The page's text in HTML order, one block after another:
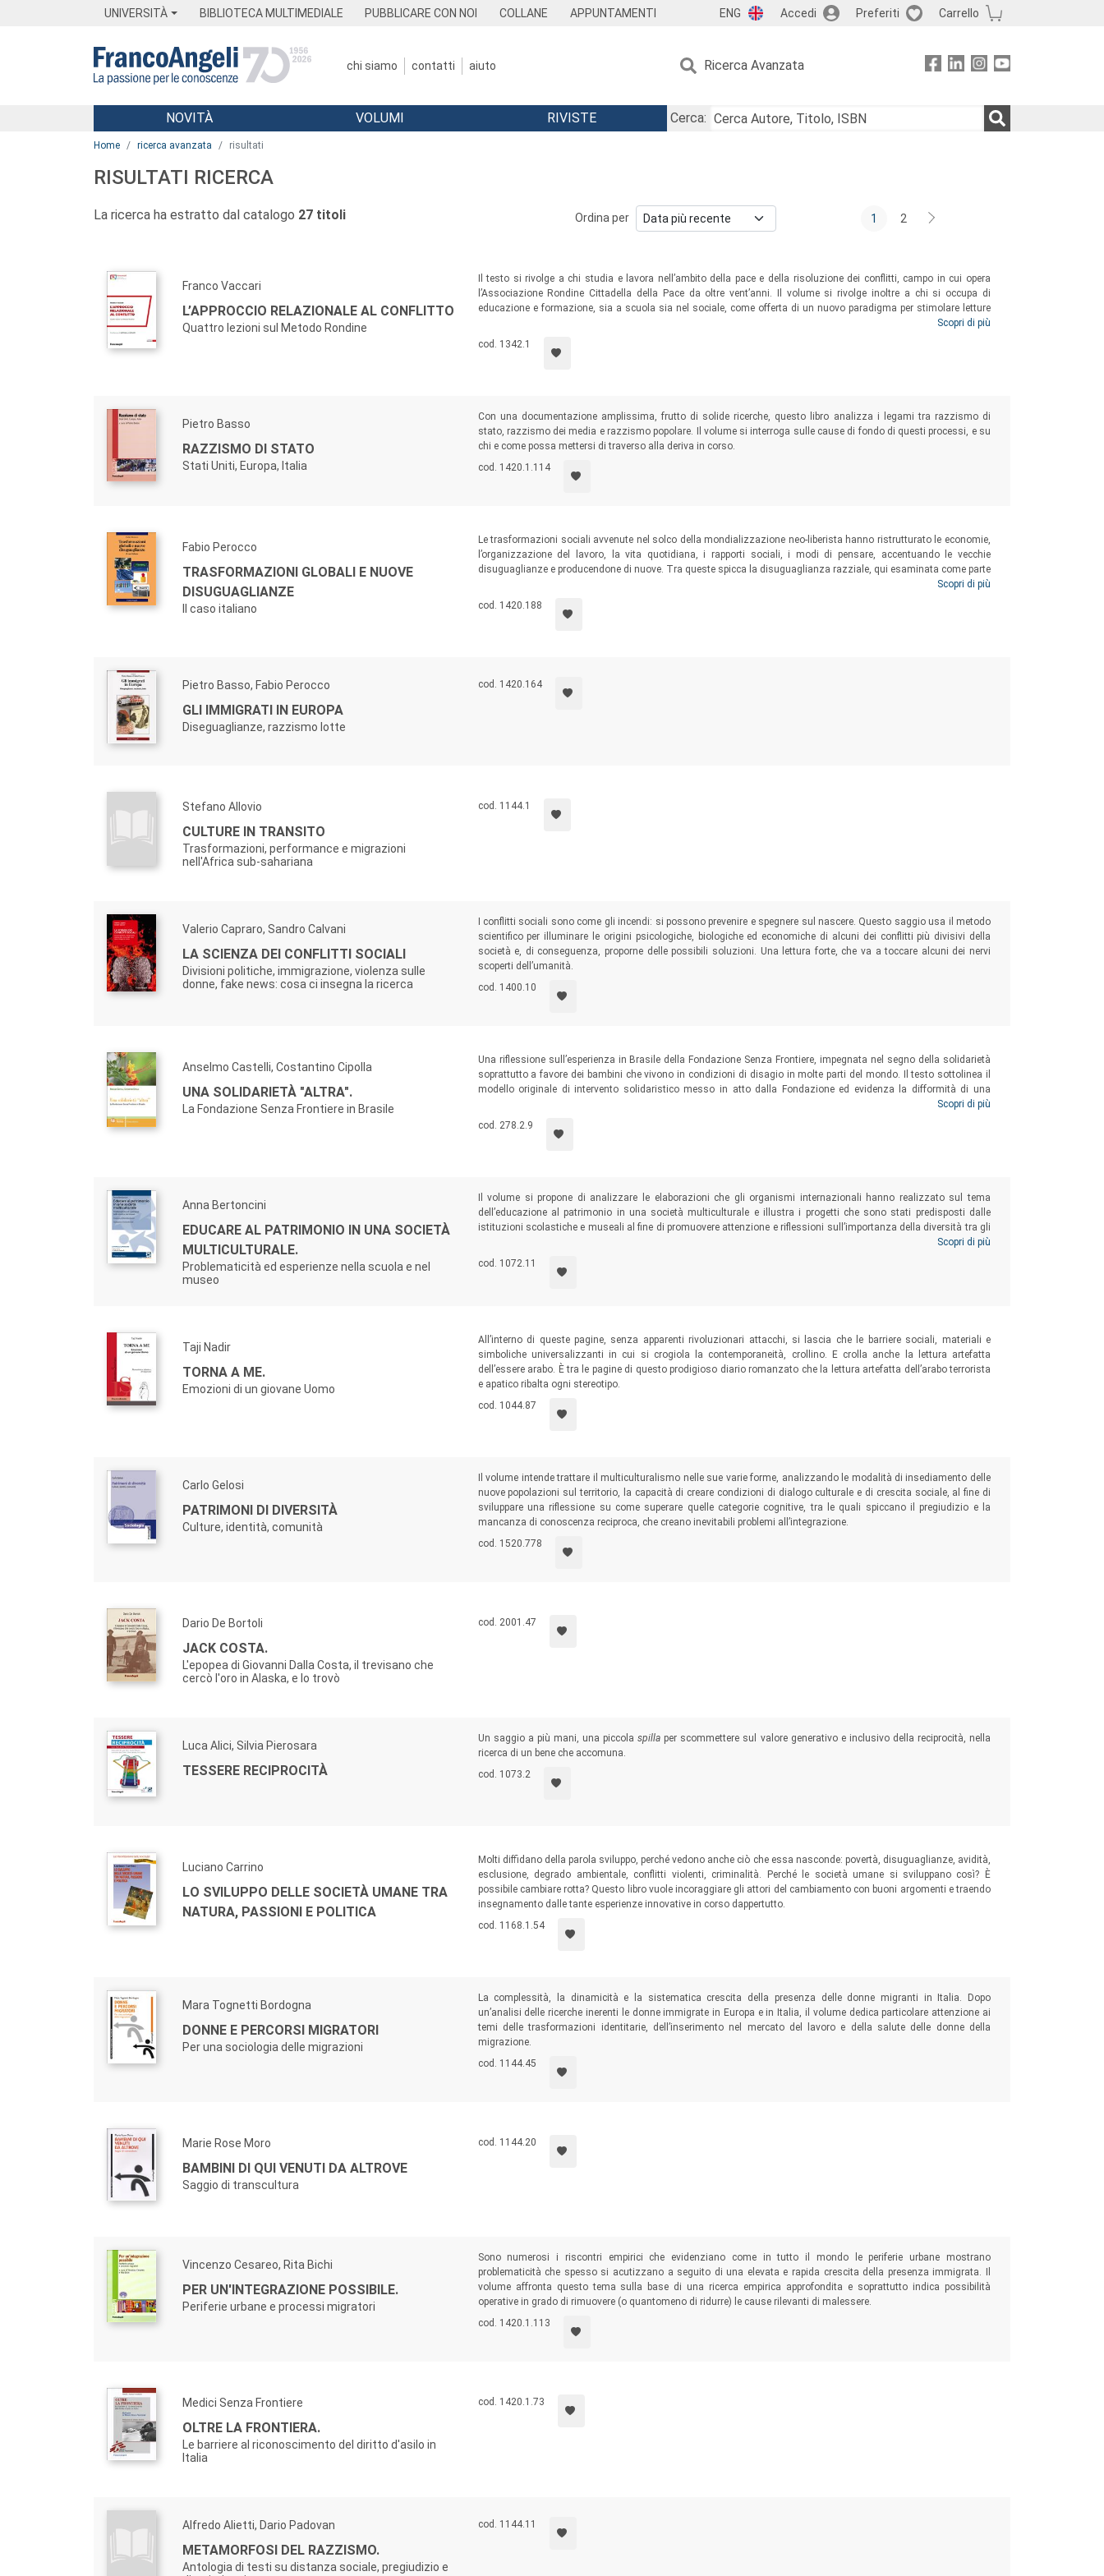
UNIVERSITÀ BIBLIOTECA MULTIMEDIALE PUBBLICARE CON NOI COLLANE APPUNTAMENTI ENG Accedi Preferiti Carrello
chi siamo contatti aiuto Ricerca Avanzata
Menu
NOVITÀ VOLUMI RIVISTE
Cerca:
Home ricerca avanzata risultati
RISULTATI RICERCA
La ricerca ha estratto dal catalogo 27 titoli Ordina per 1 2
Franco Vaccari
L’APPROCCIO RELAZIONALE AL CONFLITTO
Quattro lezioni sul Metodo Rondine
Il testo si rivolge a chi studia e lavora nell’ambito della pace e della risoluzione dei conflitti, campo in cui opera
l’Associazione Rondine Cittadella della Pace da oltre vent’anni. Il volume si rivolge inoltre a chi si occupa di
educazione e formazione, sia a scuola sia nel sociale, come offerta di un nuovo paradigma per stimolare letture
originali delle proprie esperienze professionali e come supporto scientifico ai percorsi formativi di Rondine
Academy, l’accademia dell’Associazione nata con l’obiettivo di far fiorire talenti e relazioni generative.
Scopri di più
cod. 1342.1
Pietro Basso
RAZZISMO DI STATO
Stati Uniti, Europa, Italia
Con una documentazione amplissima, frutto di solide ricerche, questo libro analizza i legami tra razzismo di
stato, razzismo dei media e razzismo popolare. Il volume si interroga sulle cause di fondo di questi processi, e su
chi e come possa mettersi di traverso alla deriva in corso.
cod. 1420.1.114
Fabio Perocco
TRASFORMAZIONI GLOBALI E NUOVE
DISUGUAGLIANZE
Il caso italiano
Le trasformazioni sociali avvenute nel solco della mondializzazione neo-liberista hanno ristrutturato le economie,
l’organizzazione del lavoro, la vita quotidiana, i rapporti sociali, i modi di pensare, accentuando le vecchie
disuguaglianze e producendone di nuove. Tra queste spicca la disuguaglianza razziale, qui esaminata come parte
di un sistema globale delle disuguaglianze sociali preesistente alle idee e alle politiche neo-liberiste.
Scopri di più
cod. 1420.188
Pietro Basso, Fabio Perocco
GLI IMMIGRATI IN EUROPA
Diseguaglianze, razzismo lotte
cod. 1420.164
Stefano Allovio
CULTURE IN TRANSITO
Trasformazioni, performance e migrazioni
nell'Africa sub-sahariana
cod. 1144.1
Valerio Capraro, Sandro Calvani
LA SCIENZA DEI CONFLITTI SOCIALI
Divisioni politiche, immigrazione, violenza sulle
donne, fake news: cosa ci insegna la ricerca
I conflitti sociali sono come gli incendi: si possono prevenire e spegnere sul nascere. Questo saggio usa il metodo
scientifico per illuminare le origini psicologiche, biologiche ed economiche di alcuni dei conflitti più divisivi della
società e, di conseguenza, proporne delle possibili soluzioni. Una lettura forte, che va a toccare alcuni dei nervi
scoperti dell’umanità.
cod. 1400.10
Anselmo Castelli, Costantino Cipolla
UNA SOLIDARIETÀ "ALTRA".
La Fondazione Senza Frontiere in Brasile
Una riflessione sull’esperienza in Brasile della Fondazione Senza Frontiere, impegnata nel segno della solidarietà
soprattutto a favore dei bambini che vivono in condizioni di disagio in molte parti del mondo. Il testo sottolinea il
modello originale di intervento solidaristico messo in atto dalla Fondazione ed evidenza la difformità di una
solidarietà messa concretamente in opera in una cultura assai distante dalla nostra e che esprime tratti
solidaristici a suo modo peculiari e unici.
Scopri di più
cod. 278.2.9
Anna Bertoncini
EDUCARE AL PATRIMONIO IN UNA SOCIETÀ
MULTICULTURALE.
Problematicità ed esperienze nella scuola e nel
museo
Il volume si propone di analizzare le elaborazioni che gli organismi internazionali hanno realizzato sul tema
dell’educazione al patrimonio in una società multiculturale e illustra i progetti che sono stati predisposti dalle
istituzioni scolastiche e museali al fine di promuovere attenzione e riflessioni sull’importanza della diversità tra gli
Scopri di più
cod. 1072.11
Taji Nadir
TORNA A ME.
Emozioni di un giovane Uomo
All’interno di queste pagine, senza apparenti rivoluzionari attacchi, si lascia che le barriere sociali, materiali e
simboliche universalizzanti in cui si crogiola la contemporaneità, crollino. E crolla anche la lettura artefatta
dell’essere arabo. È tra le pagine di questo prodigioso diario romanzato che la lettura artefatta dell’arabo terrorista
e apatico ribalta ogni stereotipo.
cod. 1044.87
Carlo Gelosi
PATRIMONI DI DIVERSITÀ
Culture, identità, comunità
Il volume intende trattare il multiculturalismo nelle sue varie forme, analizzando le modalità di insediamento delle
nuove popolazioni sul territorio, la capacità di creare condizioni di dialogo culturale e di crescita sociale, al fine di
sviluppare una riflessione su come superare quelle categorie cognitive, tra le quali spiccano il pregiudizio e la
mancanza di conoscenza reciproca, che creano inevitabili problemi all’integrazione.
cod. 1520.778
Dario De Bortoli
JACK COSTA.
L'epopea di Giovanni Dalla Costa, il trevisano che
cercò l'oro in Alaska, e lo trovò
cod. 2001.47
Luca Alici, Silvia Pierosara
TESSERE RECIPROCITÀ
Un saggio a più mani, una piccolaspilla per scommettere sul valore generativo e inclusivo della reciprocità, nella
ricerca di un bene che accomuna.
cod. 1073.2
Luciano Carrino
LO SVILUPPO DELLE SOCIETÀ UMANE TRA
NATURA, PASSIONI E POLITICA
Molti diffidano della parola sviluppo, perché vedono anche ciò che essa nasconde: povertà, disuguaglianze, avidità,
esclusione, degrado ambientale, conflitti violenti, criminalità. Perché le società umane si sviluppano così? È
possibile cambiare rotta? Questo libro vuole incoraggiare gli attori del cambiamento con buoni argomenti e traendo
insegnamento dalle tante esperienze innovative in corso dappertutto.
cod. 1168.1.54
Mara Tognetti Bordogna
DONNE E PERCORSI MIGRATORI
Per una sociologia delle migrazioni
La complessità, la dinamicità e la sistematica crescita della presenza delle donne migranti in Italia. Dopo
un’analisi delle ricerche inerenti le donne immigrate in Europa e in Italia, il volume dedica particolare attenzione ai
temi delle trasformazioni identitarie, dell’inserimento nel mercato del lavoro e della salute delle donne della
migrazione.
cod. 1144.45
Marie Rose Moro
BAMBINI DI QUI VENUTI DA ALTROVE
Saggio di transcultura
cod. 1144.20
Vincenzo Cesareo, Rita Bichi
PER UN'INTEGRAZIONE POSSIBILE.
Periferie urbane e processi migratori
Sono numerosi i riscontri empirici che evidenziano come in tutto il mondo le periferie urbane mostrano
problematicità che spesso si acutizzano a seguito di una elevata e rapida crescita della presenza immigrata. Il
volume affronta questo tema sulla base di una ricerca empirica approfondita e soprattutto indica possibilità
operative in grado di rimuovere (o quantomeno di ridurre) le cause rilevanti di malessere.
cod. 1420.1.113
Medici Senza Frontiere
OLTRE LA FRONTIERA.
Le barriere al riconoscimento del diritto d'asilo in
Italia
cod. 1420.1.73
Alfredo Alietti, Dario Padovan
METAMORFOSI DEL RAZZISMO.
Antologia di testi su distanza sociale, pregiudizio e
cod. 1144.11